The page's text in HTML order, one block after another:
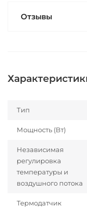
Отзывы
Тип
Мощность (Вт)
Независимая
регулировка
температуры и
воздушного потока
Термодатчик